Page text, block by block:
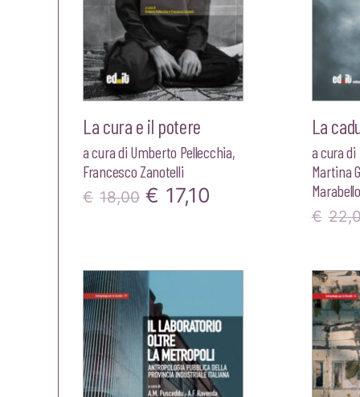
La cura e il potere
a cura di Umberto Pellecchia,
Francesco Zanotelli
€ 18,00 Il
era:
€18,00.
€ 17,10
€17,10.
La
a cura di
Martina
Marabello
€